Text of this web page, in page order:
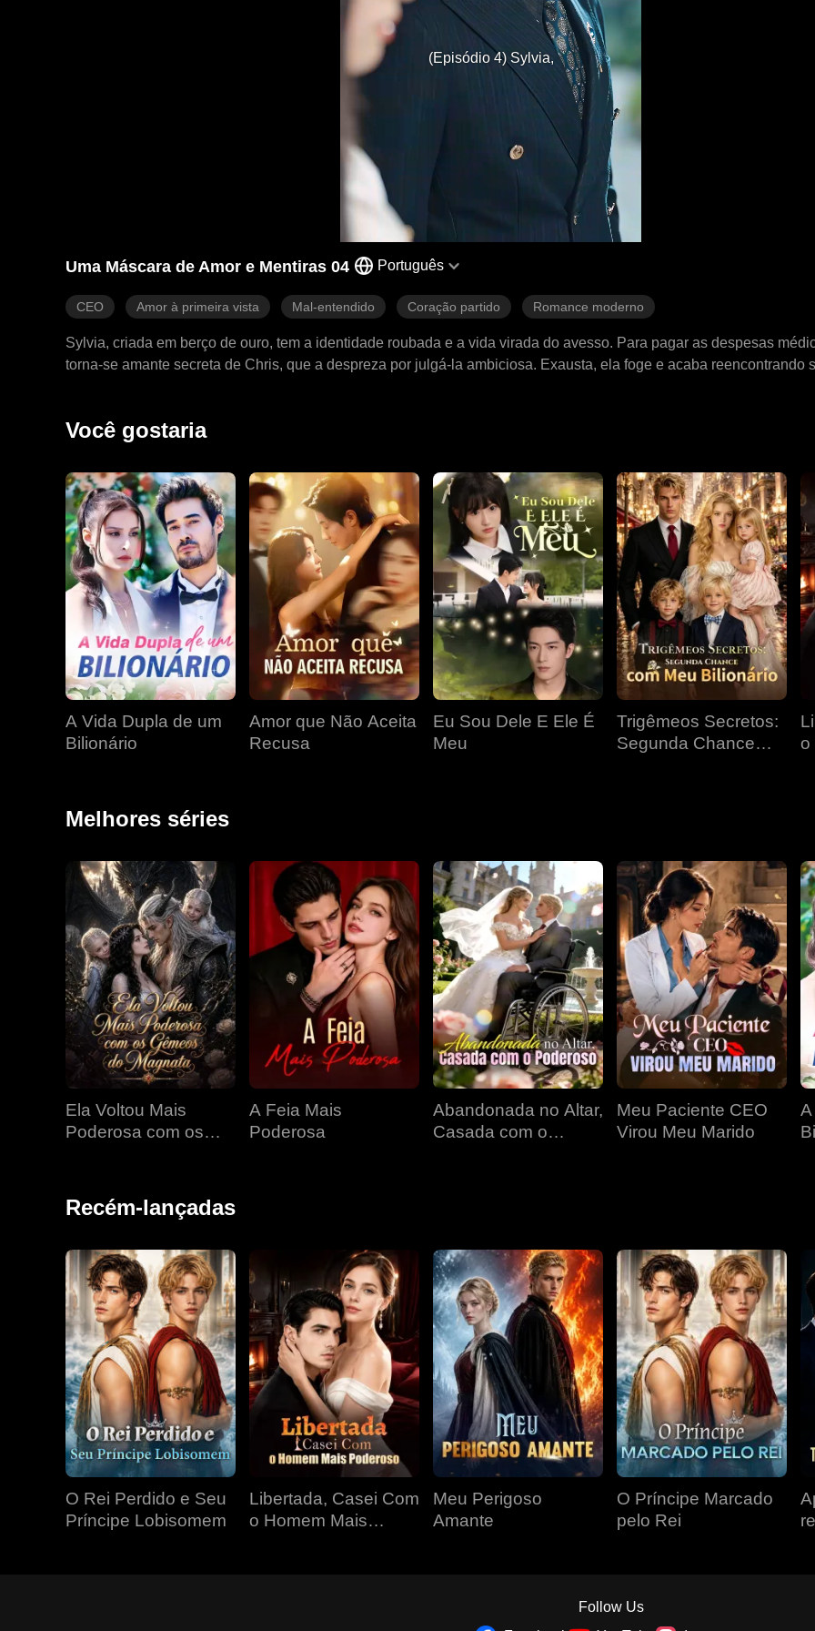
(Episódio 4) Sylvia,
Uma Máscara de Amor e Mentiras 04 Português
CEO Amor à primeira vista Mal-entendido Coração partido Romance moderno
Sylvia, criada em berço de ouro, tem a identidade roubada e a vida virada do avesso. Para pagar as despesas
torna-se amante secreta de Chris, que a despreza por julgá-la ambiciosa. Exausta, ela foge e acaba reencontrando
Você gostaria
A Vida Dupla de um
Bilionário
Amor que Não Aceita
Recusa
Eu Sou Dele E Ele É
Meu
Trigêmeos Secretos:
Segunda Chance
o
Melhores séries
Ela Voltou Mais
Poderosa com os
A Feia Mais
Poderosa
Abandonada no Altar,
Casada com o
Meu Paciente CEO
Virou Meu Marido
Recém-lançadas
O Rei Perdido e Seu
Príncipe Lobisomem
Libertada, Casei Com
o Homem Mais
Meu Perigoso
Amante
O Príncipe Marcado
pelo Rei
Follow Us